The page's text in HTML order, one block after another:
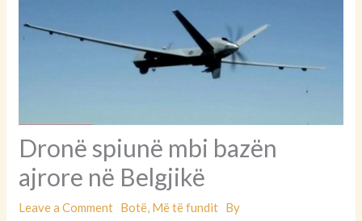
Dronë spiunë mbi bazën
ajrore në Belgjikë
Leave a Comment Botë, Më të fundit By